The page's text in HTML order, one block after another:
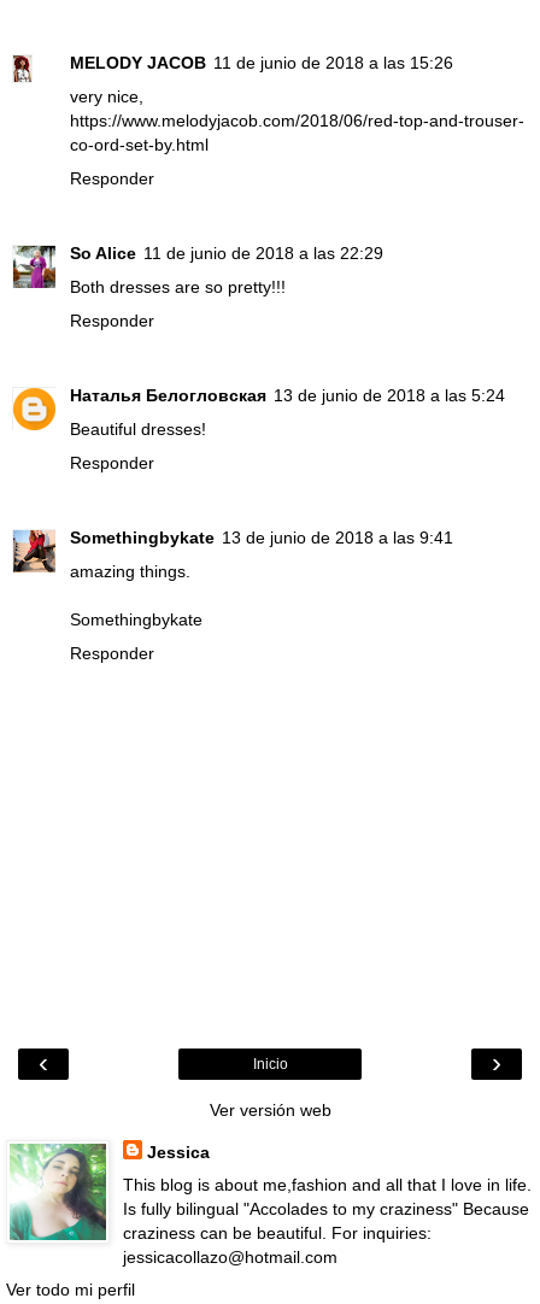
MELODY JACOB 11 de junio de 2018 a las 15:26
very nice,
https://www.melodyjacob.com/2018/06/red-top-and-trouser-
co-ord-set-by.html
Responder
So Alice 11 de junio de 2018 a las 22:29
Both dresses are so pretty!!!
Responder
Наталья Белогловская 13 de junio de 2018 a las 5:24
Beautiful dresses!
Responder
Somethingbykate 13 de junio de 2018 a las 9:41
amazing things.
Somethingbykate
Responder
‹ ›
Inicio
Ver versión web
Jessica
This blog is about me,fashion and all that I love in life.
Is fully bilingual "Accolades to my craziness" Because
craziness can be beautiful. For inquiries:
jessicacollazo@hotmail.com
Ver todo mi perfil